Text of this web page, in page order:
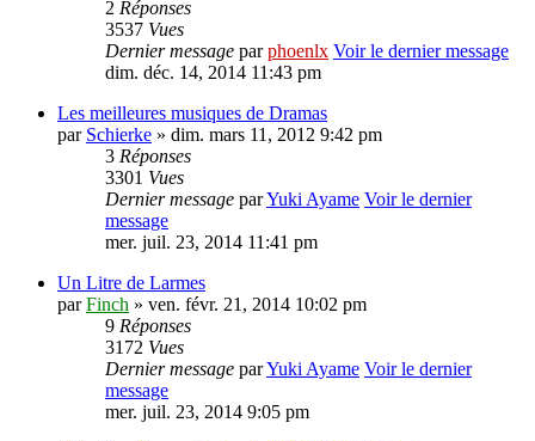
2 Réponses
3537 Vues
Dernier message parphoenlx Voir le dernier message
dim. déc. 14, 2014 11:43 pm
Les meilleures musiques de Dramas
par Schierke » dim. mars 11, 2012 9:42 pm
3 Réponses
3301 Vues
Dernier message parYuki Ayame Voir le dernier
message
mer. juil. 23, 2014 11:41 pm
Un Litre de Larmes
parFinch » ven. févr. 21, 2014 10:02 pm
9 Réponses
3172 Vues
Dernier message parYuki Ayame Voir le dernier
message
mer. juil. 23, 2014 9:05 pm